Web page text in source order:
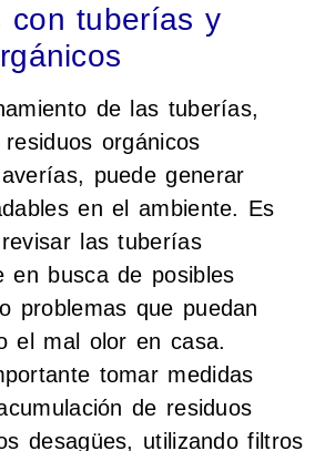
con tuberías y
de las tuberías,
orgánicos
puede generar
en el ambiente. Es
las tuberías
en busca de posibles
problemas que puedan
el mal olor en casa.
tomar medidas
de residuos
desagües, utilizando filtros